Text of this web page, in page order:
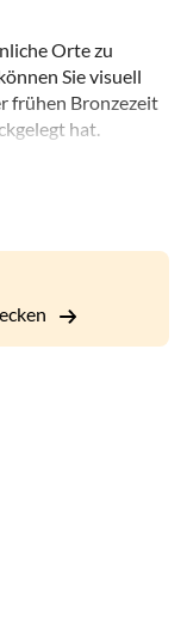
Orte zu
Sie visuell
frühen Bronzezeit
hat.
einen
Säule), die
Kirche.
der
des
steinernen
erkunden,
ihre Kultrituale
des
Stalins, seine